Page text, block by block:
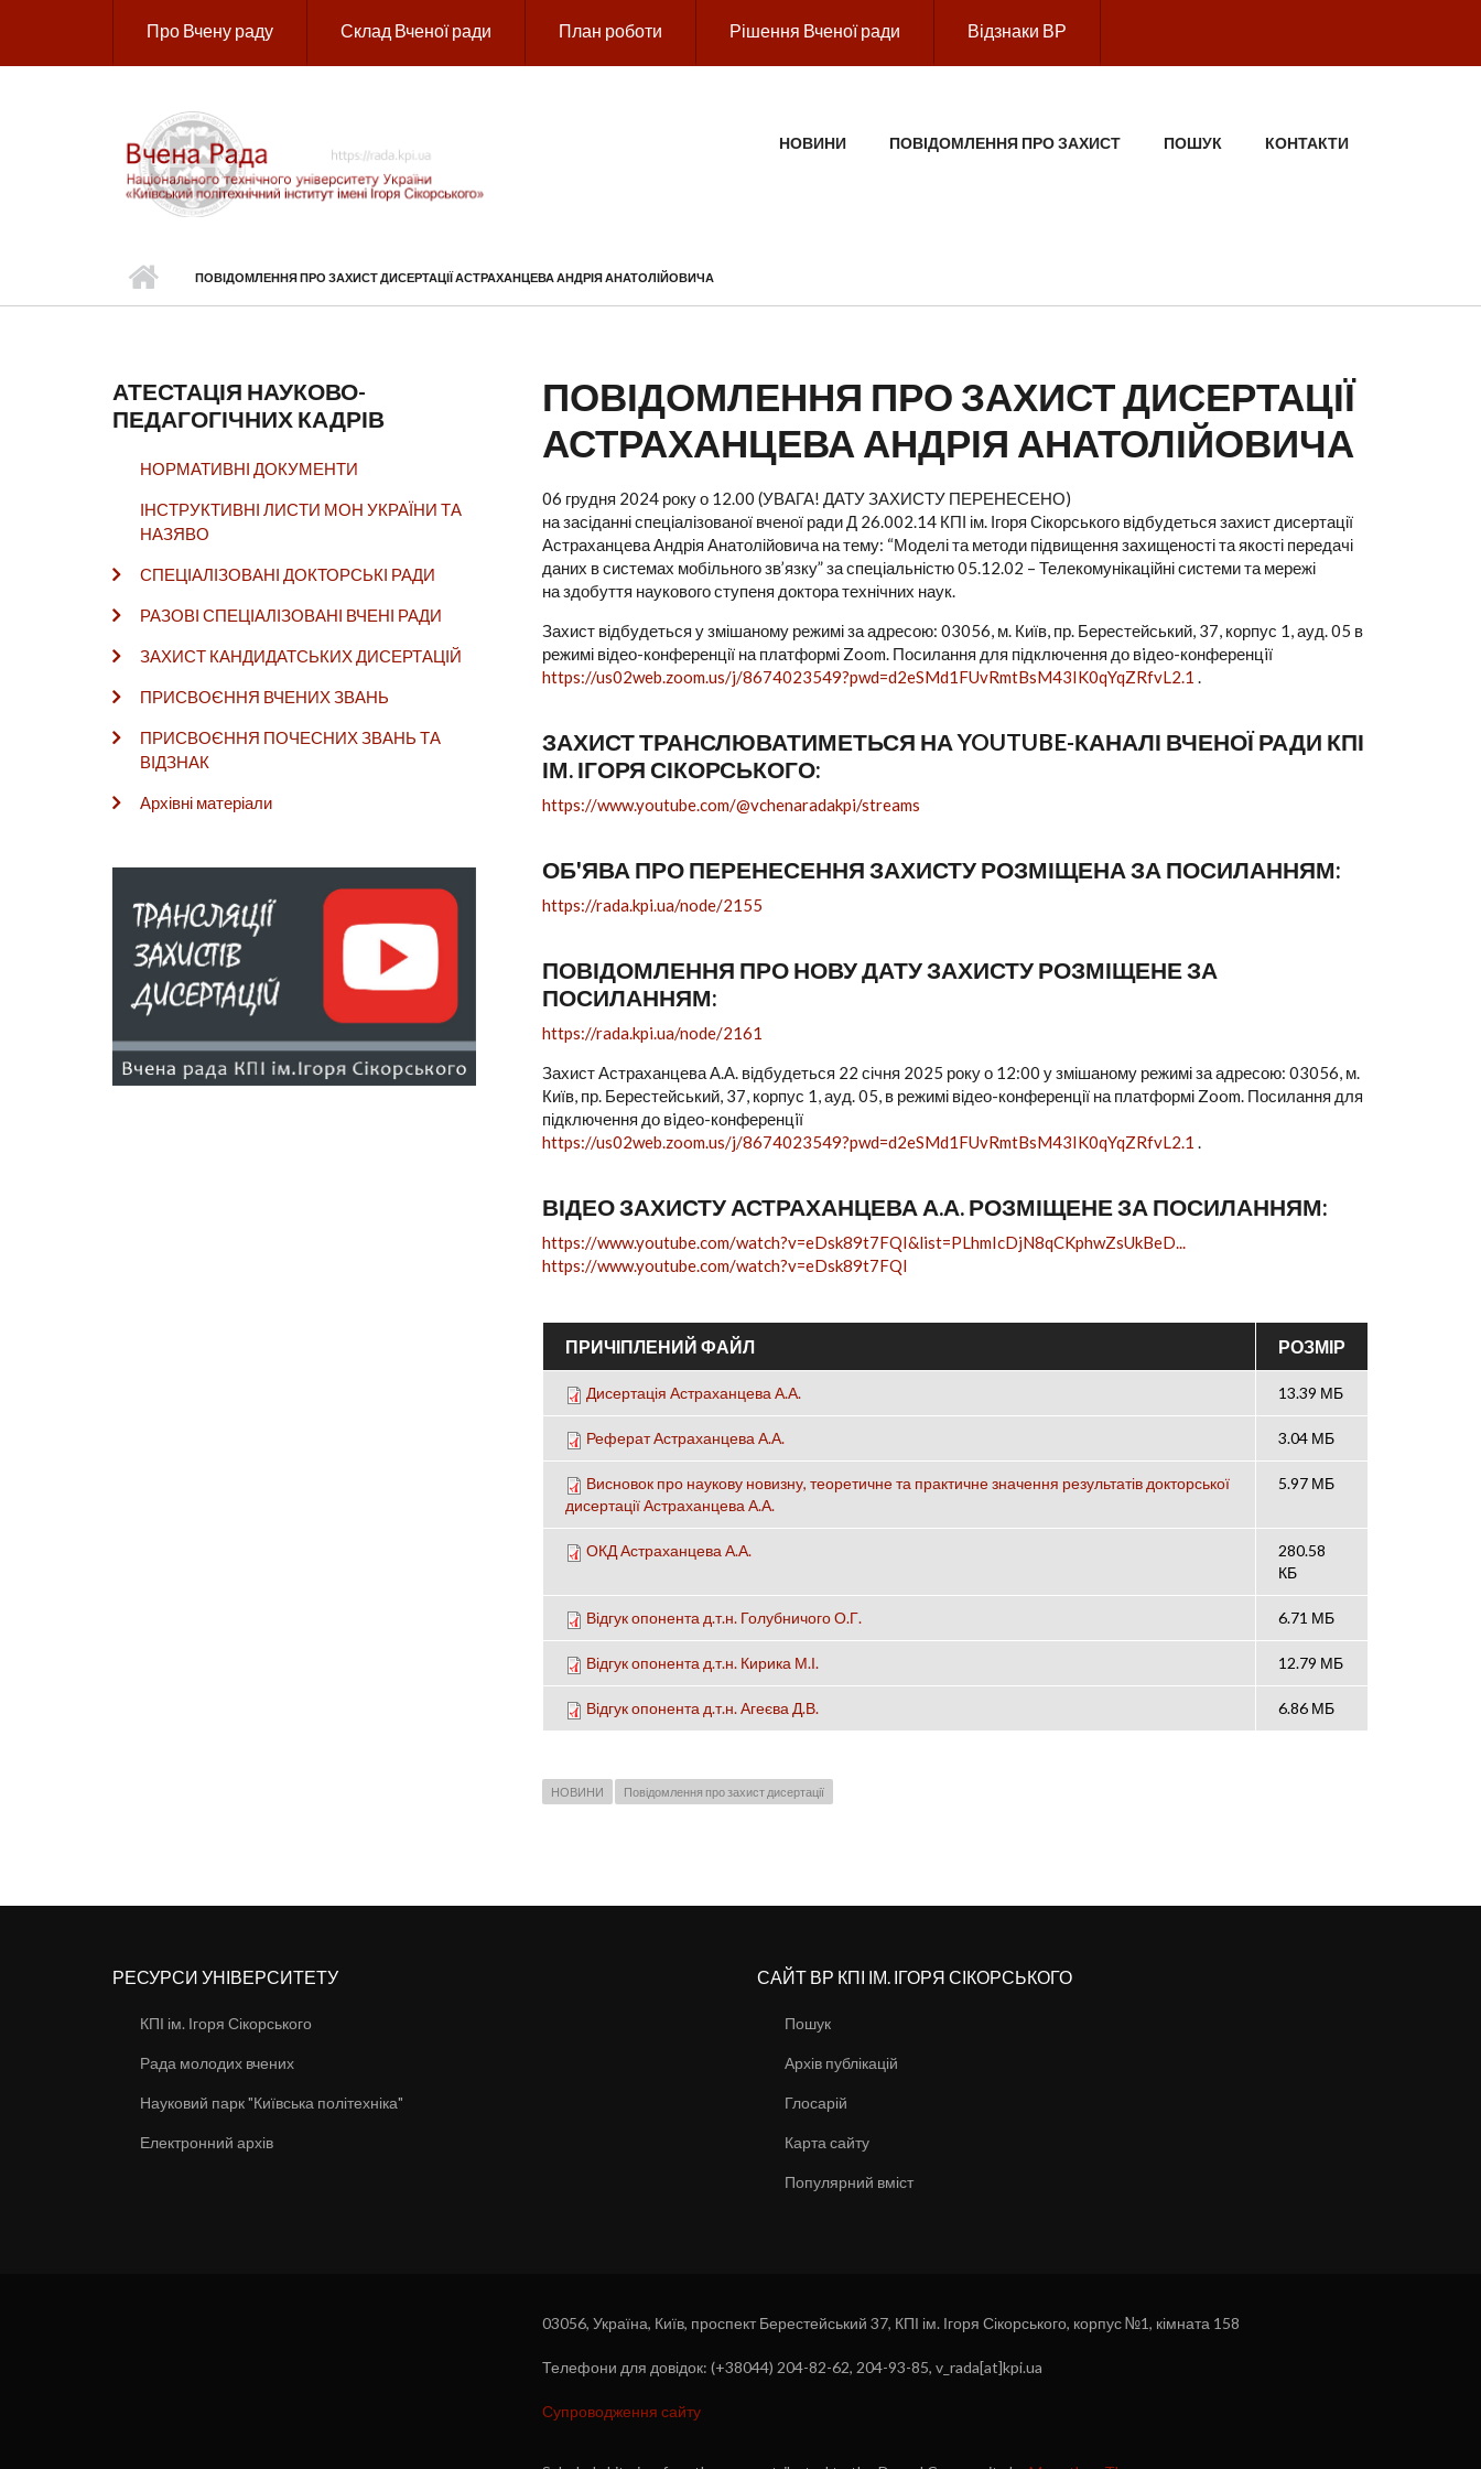
Про Вчену раду Склад Вченої ради План роботи Рішення Вченої ради Відзнаки ВР
ГОЛОВНЕ МЕНЮНОВИНИ ПОВІДОМЛЕННЯ ПРО ЗАХИСТ ПОШУК КОНТАКТИ
ПОВІДОМЛЕННЯ ПРО ЗАХИСТ ДИСЕРТАЦІЇ АСТРАХАНЦЕВА АНДРІЯ АНАТОЛІЙОВИЧА
АТЕСТАЦІЯ НАУКОВО-
ПЕДАГОГІЧНИХ КАДРІВ
НОРМАТИВНІ ДОКУМЕНТИ
ІНСТРУКТИВНІ ЛИСТИ МОН УКРАЇНИ ТА
НАЗЯВО
СПЕЦІАЛІЗОВАНІ ДОКТОРСЬКІ РАДИ
РАЗОВІ СПЕЦІАЛІЗОВАНІ ВЧЕНІ РАДИ
ЗАХИСТ КАНДИДАТСЬКИХ ДИСЕРТАЦІЙ
ПРИСВОЄННЯ ВЧЕНИХ ЗВАНЬ
ПРИСВОЄННЯ ПОЧЕСНИХ ЗВАНЬ ТА
ВІДЗНАК
Архівні матеріали
ПОВІДОМЛЕННЯ ПРО ЗАХИСТ ДИСЕРТАЦІЇ
АСТРАХАНЦЕВА АНДРІЯ АНАТОЛІЙОВИЧА
06 грудня 2024 року о 12.00 (УВАГА! ДАТУ ЗАХИСТУ ПЕРЕНЕСЕНО)
на засіданні спеціалізованої вченої ради Д 26.002.14 КПІ ім. Ігоря Сікорського відбудеться захист дисертації
Астраханцева Андрія Анатолійовича на тему: “Моделі та методи підвищення захищеності та якості передачі
даних в системах мобільного зв’язку” за спеціальністю 05.12.02 – Телекомунікаційні системи та мережі
на здобуття наукового ступеня доктора технічних наук.
Захист відбудеться у змішаному режимі за адресою: 03056, м. Київ, пр. Берестейський, 37, корпус 1, ауд. 05 в
режимі відео-конференції на платформі Zoom. Посилання для підключення до вiдео-конференцiї
https://us02web.zoom.us/j/8674023549?pwd=d2eSMd1FUvRmtBsM43IK0qYqZRfvL2.1 .
ЗАХИСТ ТРАНСЛЮВАТИМЕТЬСЯ НА YOUTUBE-КАНАЛІ ВЧЕНОЇ РАДИ КПІ
ІМ. ІГОРЯ СІКОРСЬКОГО:
https://www.youtube.com/@vchenaradakpi/streams
ОБ'ЯВА ПРО ПЕРЕНЕСЕННЯ ЗАХИСТУ РОЗМІЩЕНА ЗА ПОСИЛАННЯМ:
https://rada.kpi.ua/node/2155
ПОВІДОМЛЕННЯ ПРО НОВУ ДАТУ ЗАХИСТУ РОЗМІЩЕНЕ ЗА
ПОСИЛАННЯМ:
https://rada.kpi.ua/node/2161
Захист Астраханцева А.А. відбудеться 22 січня 2025 року о 12:00 у змішаному режимі за адресою: 03056, м.
Київ, пр. Берестейський, 37, корпус 1, ауд. 05, в режимі відео-конференції на платформі Zoom. Посилання для
підключення до вiдео-конференцiї
https://us02web.zoom.us/j/8674023549?pwd=d2eSMd1FUvRmtBsM43IK0qYqZRfvL2.1 .
ВІДЕО ЗАХИСТУ АСТРАХАНЦЕВА А.А. РОЗМІЩЕНЕ ЗА ПОСИЛАННЯМ:
https://www.youtube.com/watch?v=eDsk89t7FQI&list=PLhmIcDjN8qCKphwZsUkBeD...
https://www.youtube.com/watch?v=eDsk89t7FQI
ПРИЧІПЛЕНИЙ ФАЙЛ РОЗМІР
Дисертація Астраханцева А.А. 13.39 МБ
Реферат Астраханцева А.А. 3.04 МБ
Висновок про наукову новизну, теоретичне та практичне значення результатів докторської
дисертації Астраханцева А.А.
5.97 МБ
ОКД Астраханцева А.А.
280.58
КБ
Відгук опонента д.т.н. Голубничого О.Г. 6.71 МБ
Відгук опонента д.т.н. Кирика М.І. 12.79 МБ
Відгук опонента д.т.н. Агеєва Д.В. 6.86 МБ
НОВИНИ Повідомлення про захист дисертації
РЕСУРСИ УНІВЕРСИТЕТУ
КПІ ім. Ігоря Сікорського
Рада молодих вчених
Науковий парк "Київська політехніка"
Електронний архів
САЙТ ВР КПІ ІМ. ІГОРЯ СІКОРСЬКОГО
Пошук
Архів публікацій
Глосарій
Карта сайту
Популярний вміст
03056, Україна, Київ, проспект Берестейський 37, КПІ ім. Ігоря Сікорського, корпус №1, кімната 158
Телефони для довідок: (+38044) 204-82-62, 204-93-85, v_rada[at]kpi.ua
Супроводження сайту